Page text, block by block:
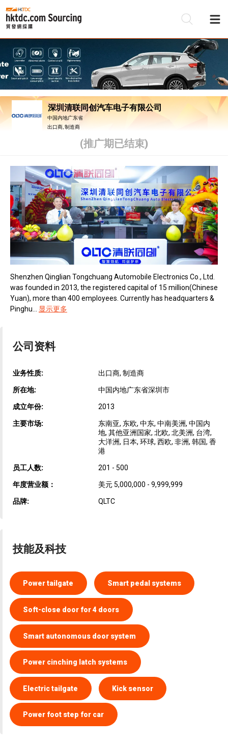
深圳清联同创汽车电子有限公司
中国内地广东省
出口商, 制造商
(推广期已结束)
Shenzhen Qinglian Tongchuang Automobile Electronics Co., Ltd.
was founded in 2013, the registered capital of 15 million(Chinese
Yuan), more than 400 employees. Currently has headquarters &
Pinghu... 显示更多
公司资料
业务性质: 出口商, 制造商
所在地: 中国内地广东省深圳市
成立年份: 2013
主要市场:
东南亚, 东欧, 中东, 中南美洲, 中国内
地, 其他亚洲国家, 北欧, 北美洲, 台湾,
大洋洲, 日本, 环球, 西欧, 非洲, 韩国, 香
港
员工人数: 201 - 500
年度营业额： 美元 5,000,000 - 9,999,999
品牌: QLTC
技能及科技
Power tailgate Smart pedal systems
Soft-close door for 4 doors
Smart autonomous door system
Power cinching latch systems
Electric tailgate Kick sensor
Power foot step for car